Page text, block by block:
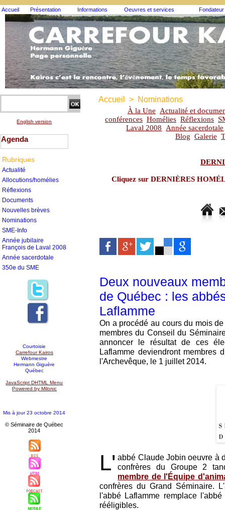
Accueil Présentation Informations Oeuvres et services Fondateur
English version
Agenda
Rubriques
Actualité
Allocutions/homélies
Réflexions
Documents
Nouvelles brèves
Nominations
SME-Info
Année jubilaire
François de Laval 2008
Année sacerdotale
350e du SME
Courtoisie
Carrefour Kairos
Webmestre
Hermann Giguère
Québec
JavaScript DHTML Menu
Powered by Milonic
Mis à jour 23 octobre 2014
© Séminaire de Québec
2014
Accueil > Nominations
À la Une
Actualité et
conférences Homélies Réflexions
Laval 2008
Année sacerdotale
Blog Galerie
Cliquez sur DERNIÈRES
Deux nouveaux
de Québec : les
Laflamme
On a procédé au cours du mois
membres du Conseil du
annoncer le résultat de ces
Laflamme deviendront membres
l'Archevêque, le 1 juillet 2014.
L' abbé Claude Jobin oeuvre à
confrères du Groupe 2
membre de l'Équipe
confrères du Grand Séminaire.
l'abbé Laflamme remplace
rééligibles.